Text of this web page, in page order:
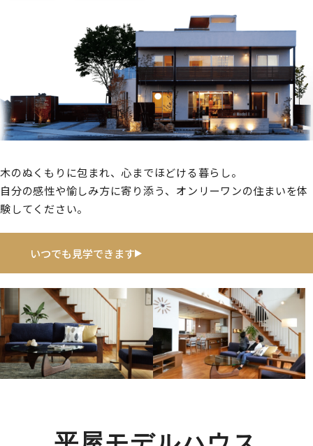
木のぬくもりに包まれ、心までほどける暮らし。
自分の感性や愉しみ方に寄り添う、オンリーワンの住まいを体
験してください。
いつでも見学できます